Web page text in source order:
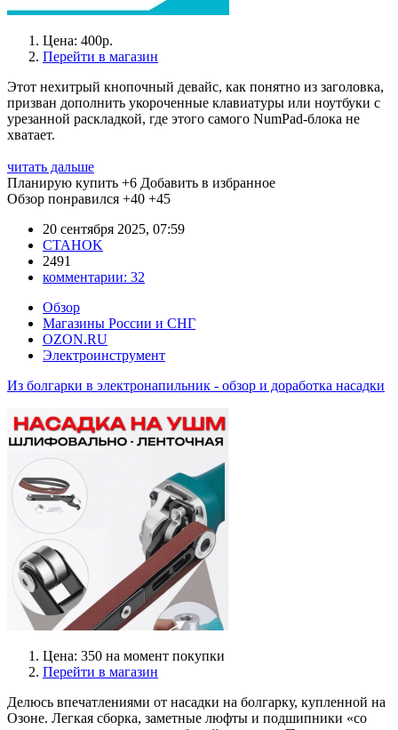
Цена: 400р.
Перейти в магазин
Этот нехитрый кнопочный девайс, как понятно из заголовка,
призван дополнить укороченные клавиатуры или ноутбуки с
урезанной раскладкой, где этого самого NumPad-блока не
хватает.
читать дальше
Планирую купить +6 Добавить в избранное
Обзор понравился +40 +45
20 сентября 2025, 07:59
CTAHOK
2491
комментарии: 32
Обзор
Магазины России и СНГ
OZON.RU
Электроинструмент
Из болгарки в электронапильник - обзор и доработка насадки
Цена: 350 на момент покупки
Перейти в магазин
Делюсь впечатлениями от насадки на болгарку, купленной на
Озоне. Легкая сборка, заметные люфты и подшипники «со